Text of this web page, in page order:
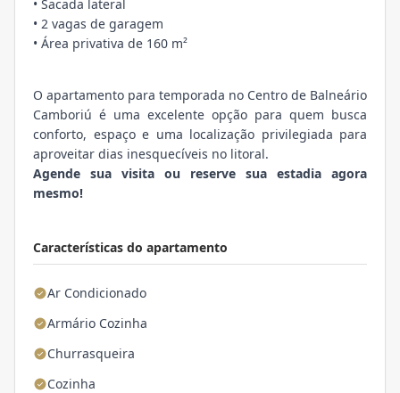
Características do apartamento
Ar Condicionado
Armário Cozinha
Churrasqueira
Cozinha
• Sacada lateral
• 2 vagas de garagem
• Área privativa de 160 m²
O apartamento para temporada no Centro de Balneário
Camboriú é uma excelente opção para quem busca
conforto, espaço e uma localização privilegiada para
aproveitar dias inesquecíveis no litoral.
Agende sua visita ou reserve sua estadia agora
mesmo!